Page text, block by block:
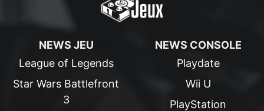
NEWS JEU
League of Legends
Star Wars Battlefront
3
NEWS CONSOLE
Playdate
Wii U
PlayStation